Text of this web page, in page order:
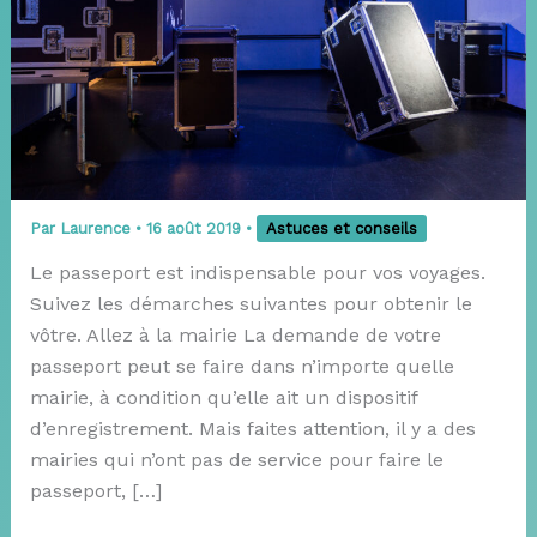
Par Laurence • 16 août 2019 • Astuces et conseils
Le passeport est indispensable pour vos voyages.
Suivez les démarches suivantes pour obtenir le
vôtre. Allez à la mairie La demande de votre
passeport peut se faire dans n’importe quelle
mairie, à condition qu’elle ait un dispositif
d’enregistrement. Mais faites attention, il y a des
mairies qui n’ont pas de service pour faire le
passeport, […]